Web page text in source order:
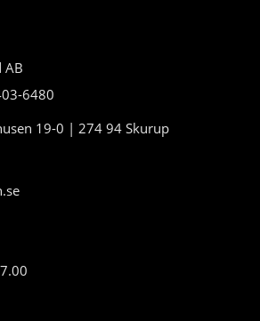
AB
6480
19-0 | 274 94 Skurup